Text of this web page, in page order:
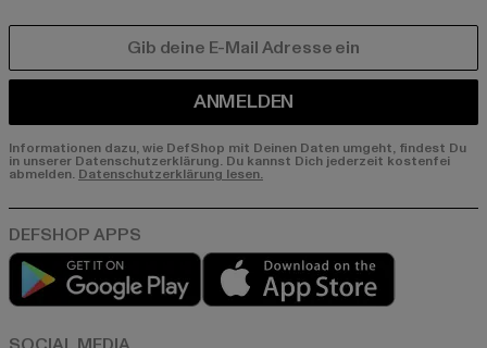
ANMELDEN
Informationen dazu, wie DefShop mit Deinen Daten umgeht, findest Du
in unserer Datenschutzerklärung. Du kannst Dich jederzeit kostenfei
abmelden. Datenschutzerklärung lesen.
Play market